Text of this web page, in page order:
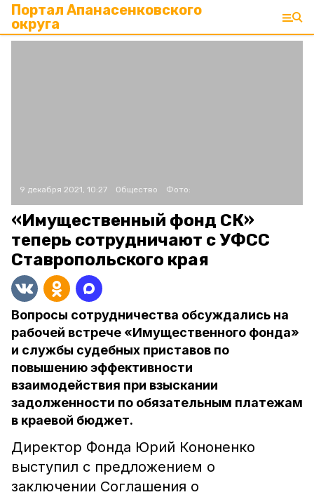
Портал Апанасенковского
округа
9 декабря 2021, 10:27 Общество Фото:
«Имущественный фонд СК»
теперь сотрудничают с УФСС
Ставропольского края
Вопросы сотрудничества обсуждались на
рабочей встрече «Имущественного фонда»
и службы судебных приставов по
повышению эффективности
взаимодействия при взыскании
задолженности по обязательным платежам
в краевой бюджет.
Директор Фонда Юрий Кононенко
выступил с предложением о
заключении Соглашения о